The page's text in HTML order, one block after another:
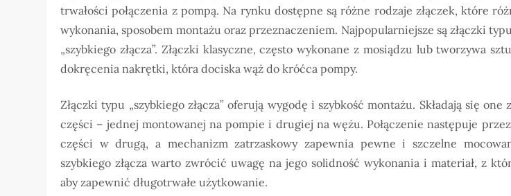
trwałości połączenia z pompą. Na rynku dostępne są różne rodzaje złączek, które
wykonania, sposobem montażu oraz przeznaczeniem. Najpopularniejsze są złączki
„szybkiego złącza”. Złączki klasyczne, często wykonane z mosiądzu lub tworzywa
dokręcenia nakrętki, która dociska wąż do króćca pompy.
Złączki typu „szybkiego złącza” oferują wygodę i szybkość montażu. Składają się one
części – jednej montowanej na pompie i drugiej na wężu. Połączenie następuje
części w drugą, a mechanizm zatrzaskowy zapewnia pewne i szczelne
szybkiego złącza warto zwrócić uwagę na jego solidność wykonania i materiał, z
aby zapewnić długotrwałe użytkowanie.